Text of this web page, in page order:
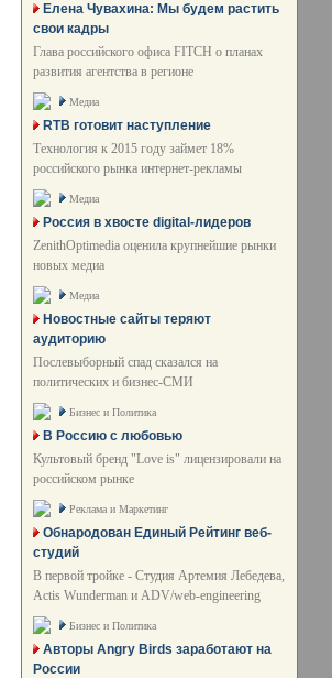
Елена Чувахина: Мы будем растить
свои кадры
Глава российского офиса FITCH о планах
развития агентства в регионе
Медиа
RTB готовит наступление
Технология к 2015 году займет 18%
российского рынка интернет-рекламы
Медиа
Россия в хвосте digital-лидеров
ZenithOptimedia оценила крупнейшие рынки
новых медиа
Медиа
Новостные сайты теряют
аудиторию
Послевыборный спад сказался на
политических и бизнес-СМИ
Бизнес и Политика
В Россию с любовью
Культовый бренд "Love is" лицензировали на
российском рынке
Реклама и Маркетинг
Обнародован Единый Рейтинг веб-
студий
В первой тройке - Студия Артемия Лебедева,
Actis Wunderman и ADV/web-engineering
Бизнес и Политика
Авторы Angry Birds заработают на
России